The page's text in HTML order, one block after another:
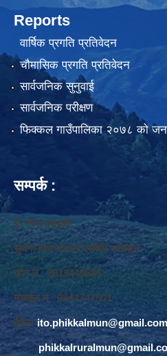
Reports
वार्षिक प्रगति प्रतिवेदन
चौमासिक प्रगति प्रतिवेदन
सार्वजनिक सुनुवाई
सार्वजनिक परीक्षण
फिक्कल गाउँपालिका २०७८ को
सम्पर्क :
ई. नरेश बराइली
सुचना तथा सञ्‍चार प्रविधि अधिकृत
फोन नं. 9813445685
मोवाईल नं. 9843747501
ईमेलः ito.phikkalmun@gmail.com